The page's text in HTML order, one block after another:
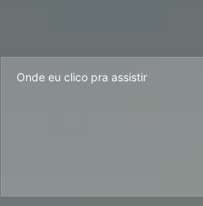
Onde eu clico pra assistir